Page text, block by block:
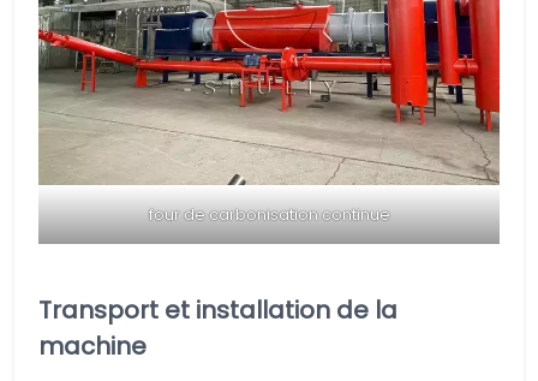
four de carbonisation continue
Transport et installation de la
machine